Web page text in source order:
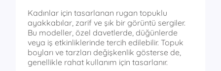
Kadınlar için tasarlanan rugan topuklu
ayakkabılar, zarif ve şık bir görüntü sergiler.
Bu modeller, özel davetlerde, düğünlerde
veya iş etkinliklerinde tercih edilebilir. Topuk
boyları ve tarzları değişkenlik gösterse de,
genellikle rahat kullanım için tasarlanır.